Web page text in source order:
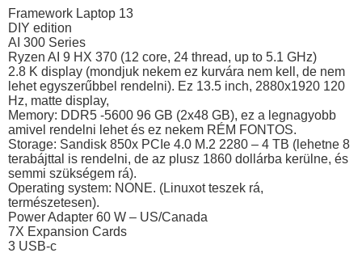
Framework Laptop 13
DIY edition
AI 300 Series
Ryzen AI 9 HX 370 (12 core, 24 thread, up to 5.1 GHz)
2.8 K display (mondjuk nekem ez kurvára nem kell, de nem
lehet egyszerűbbel rendelni). Ez 13.5 inch, 2880x1920 120
Hz, matte display,
Memory: DDR5 -5600 96 GB (2x48 GB), ez a legnagyobb
amivel rendelni lehet és ez nekem RÉM FONTOS.
Storage: Sandisk 850x PCIe 4.0 M.2 2280 – 4 TB (lehetne 8
terabájttal is rendelni, de az plusz 1860 dollárba kerülne, és
semmi szükségem rá).
Operating system: NONE. (Linuxot teszek rá,
természetesen).
Power Adapter 60 W – US/Canada
7X Expansion Cards
3 USB-c